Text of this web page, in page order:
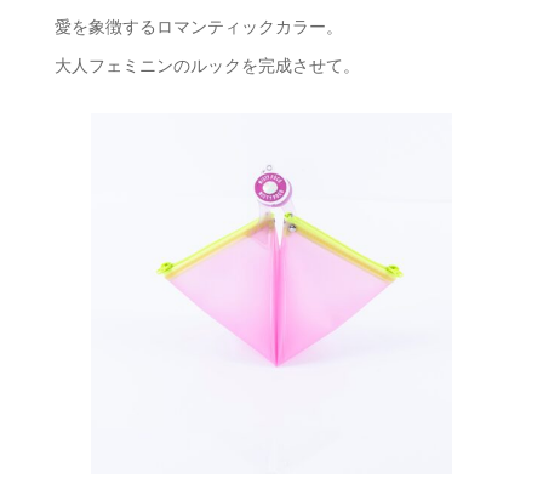
愛を象徴するロマンティックカラー。
大人フェミニンのルックを完成させて。